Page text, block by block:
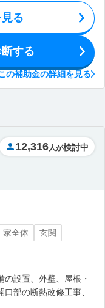
る
する
の補助金の詳細を見る
12,316 人が検討中
家全体
玄関
設置、外壁、屋根・
部の断熱改修工事、